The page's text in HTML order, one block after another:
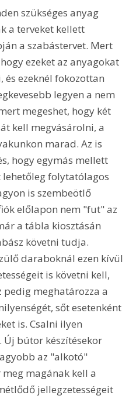
szükséges anyag
a terveket kellett
a szabástervet. Mert
ezeket az anyagokat
ezeknél fokozottan
legyen a nem
megeshet, hogy két
kell megvásárolni, a
marad. Az is
hogy egymás mellett
lehetőleg folytatólagos
is szembeötlő
előlapon nem "fut" az
a tábla kiosztásán
követni tudja.
daraboknál ezen kívül
is követni kell,
pedig meghatározza a
sőt esetenként
is. Csalni ilyen
Új bútor készítésekor
az "alkotó"
magának kell a
jellegzetességeit